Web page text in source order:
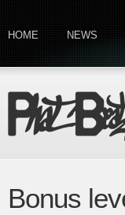
HOME NEWS
Bonus